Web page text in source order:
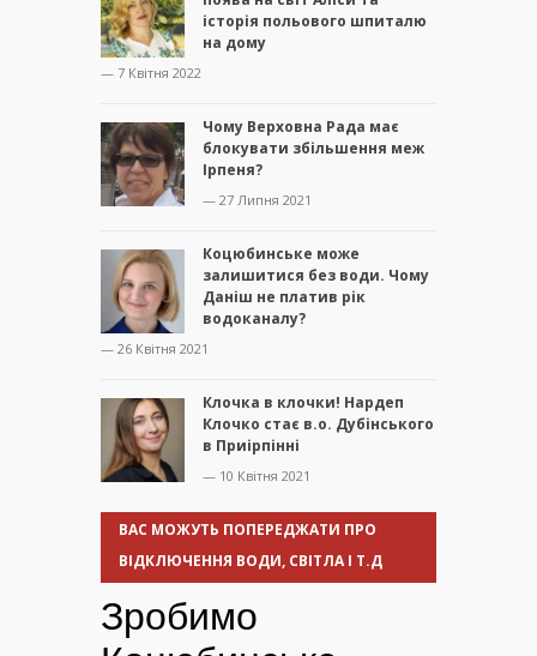
історія польового шпиталю
на дому
— 7 Квітня 2022
Чому Верховна Рада має
блокувати збільшення меж
Ірпеня?
— 27 Липня 2021
Коцюбинське може
залишитися без води. Чому
Даніш не платив рік
водоканалу?
— 26 Квітня 2021
Клочка в клочки! Нардеп
Клочко стає в.о. Дубінського
в Приірпінні
— 10 Квітня 2021
ВАС МОЖУТЬ ПОПЕРЕДЖАТИ ПРО
ВІДКЛЮЧЕННЯ ВОДИ, СВІТЛА І Т.Д